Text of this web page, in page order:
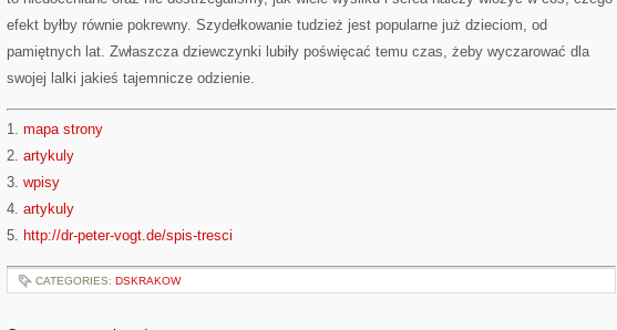
efekt byłby równie pokrewny. Szydełkowanie tudzież jest popularne już dzieciom, od
pamiętnych lat. Zwłaszcza dziewczynki lubiły poświęcać temu czas, żeby wyczarować dla
swojej lalki jakieś tajemnicze odzienie.
1. mapa strony
2. artykuly
3. wpisy
4. artykuly
5. http://dr-peter-vogt.de/spis-tresci
CATEGORIES: DSKRAKOW